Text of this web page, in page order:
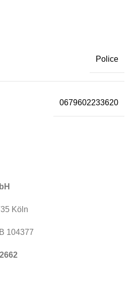
Police
0679602233620
Köln
104377